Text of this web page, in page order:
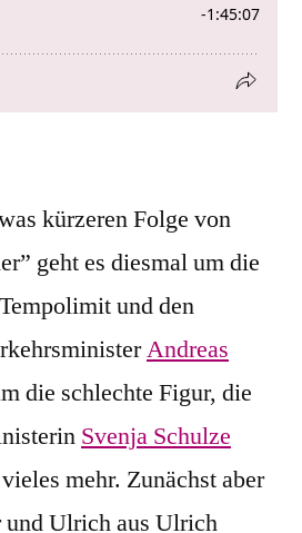
kürzeren Folge von
geht es diesmal um die
und den
Andreas
die schlechte Figur, die
Svenja Schulze
mehr. Zunächst aber
und Ulrich aus Ulrich